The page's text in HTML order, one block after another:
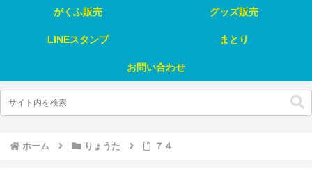
がくふ販売 グッズ販売
LINEスタンプ まとり
お問い合わせ
ホーム りょうた ７４